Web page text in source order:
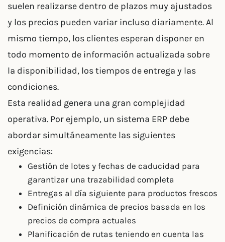
suelen realizarse dentro de plazos muy ajustados
y los precios pueden variar incluso diariamente. Al
mismo tiempo, los clientes esperan disponer en
todo momento de información actualizada sobre
la disponibilidad, los tiempos de entrega y las
condiciones.
Esta realidad genera una gran complejidad
operativa. Por ejemplo, un sistema ERP debe
abordar simultáneamente las siguientes
exigencias:
Gestión de lotes y fechas de caducidad para
garantizar una trazabilidad completa
Entregas al día siguiente para productos frescos
Definición dinámica de precios basada en los
precios de compra actuales
Planificación de rutas teniendo en cuenta las